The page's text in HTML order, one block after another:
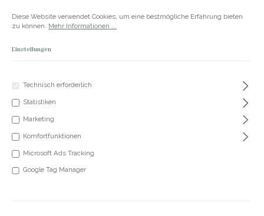
+49 5191 62 33 666
Diese Website verwendet Cookies, um eine bestmögliche Erfahrung bieten
zu können. Mehr Informationen ...
Einstellungen
Technisch erforderlich
Statistiken
Marketing
Komfortfunktionen
Microsoft Ads Tracking
Google Tag Manager